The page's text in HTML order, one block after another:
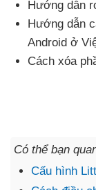
Hướng dẫn
Hướng dẫn
Android ở
Cách xóa
Có thể bạn
Cấu hình